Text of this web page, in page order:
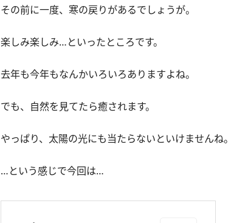
その前に一度、寒の戻りがあるでしょうが。
楽しみ楽しみ…といったところです。
去年も今年もなんかいろいろありますよね。
でも、自然を見てたら癒されます。
やっぱり、太陽の光にも当たらないといけませんね。
…という感じで今回は…